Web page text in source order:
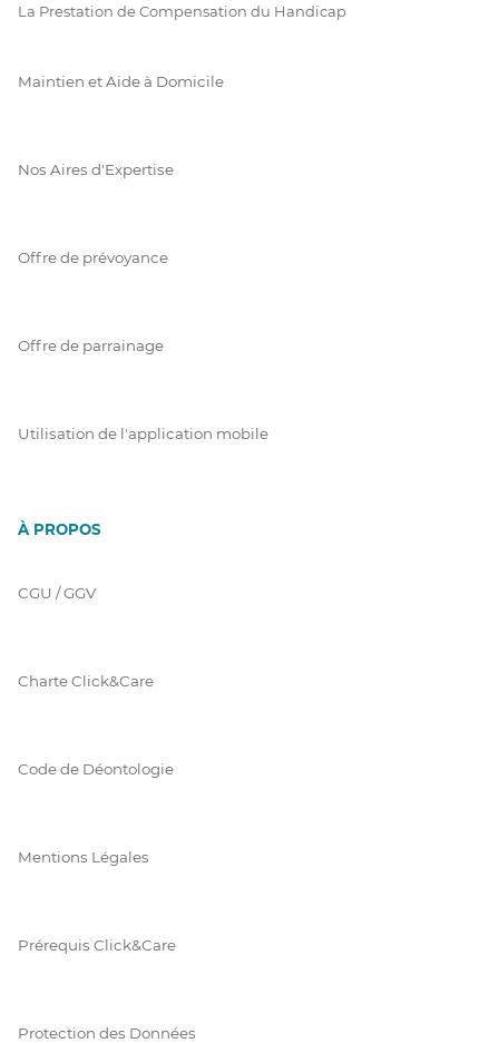
La Prestation de Compensation du Handicap
Maintien et Aide à Domicile
Nos Aires d'Expertise
Offre de prévoyance
Offre de parrainage
Utilisation de l'application mobile
À PROPOS
CGU / GGV
Charte Click&Care
Code de Déontologie
Mentions Légales
Prérequis Click&Care
Protection des Données